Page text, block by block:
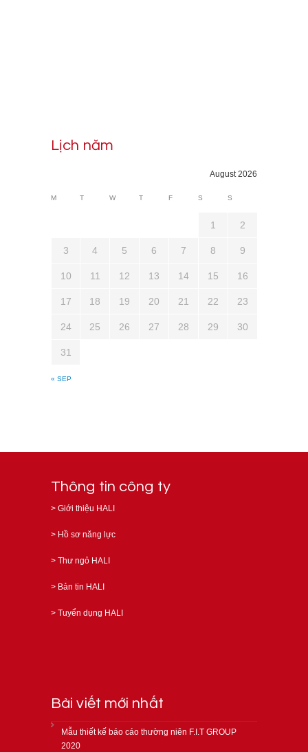
Lịch năm
August 2026
M T W T F S S
« SEP
1 2
3 4 5 6 7 8 9
10 11 12 13 14 15 16
17 18 19 20 21 22 23
24 25 26 27 28 29 30
31
Thông tin công ty
> Giới thiệu HALI
> Hồ sơ năng lực
> Thư ngỏ HALI
> Bản tin HALI
> Tuyển dụng HALI
Bài viết mới nhất
Mẫu thiết kế báo cáo thường niên F.I.T GROUP
2020